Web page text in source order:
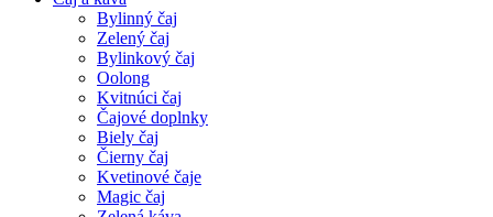
Bylinný čaj
Zelený čaj
Bylinkový čaj
Oolong
Kvitnúci čaj
Čajové doplnky
Biely čaj
Čierny čaj
Kvetinové čaje
Magic čaj